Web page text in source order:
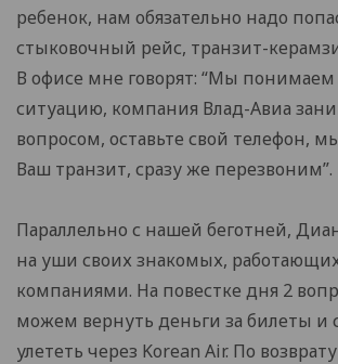
ребенок, нам обязательно надо
стыковочный рейс, транзит-
В офисе мне говорят: “Мы
ситуацию, компания Влад-Авиа
вопросом, оставьте свой телефон,
Ваш транзит, сразу же перезвоним”.
Параллельно с нашей беготней,
на уши своих знакомых,
компаниями. На повестке дня 2
можем вернуть деньги за билеты
улететь через Korean Air. По